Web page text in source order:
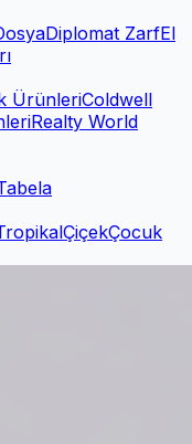
Diplomat ZarfEl
ÜrünleriColdwell
Realty World
ÇiçekÇocuk